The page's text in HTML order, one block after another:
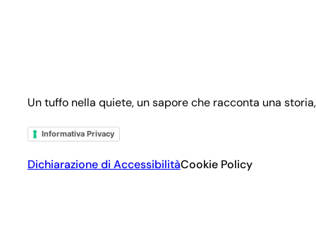
Un tuffo nella quiete, un sapore che racconta una
Informativa Privacy
Dichiarazione di AccessibilitàCookie Policy